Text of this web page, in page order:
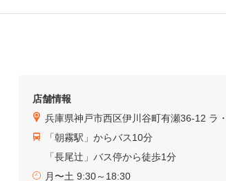
店舗情報
兵庫県神戸市西区伊川谷町有瀬36-12 ラ
「朝霧駅」からバス10分
「長尾辻」バス停から徒歩1分
月〜土 9:30～18:30